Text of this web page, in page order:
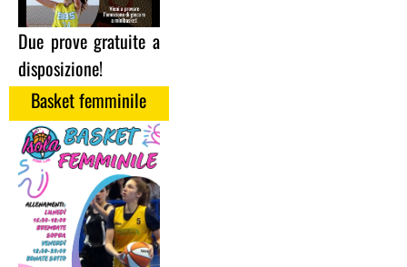
Due prove gratuite a
disposizione!
Basket femminile